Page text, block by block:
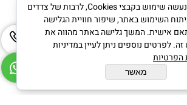
לידיעתך, באתרנו נעשה שימוש בקבצי Cookies, לרבות של צדדים
השימוש באתר, שיפור חוויית הגלישה
אישית. המשך גלישה באתר מהווה את
לפרטים נוספים ניתן לעיין במדיניות
הפרטיות
מאשר